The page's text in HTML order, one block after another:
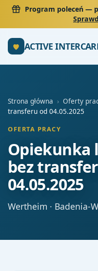
Program poleceń—
ACTIVE
Strona główna › Oferty
transferu od 04.05.2025
OFERTA PRACY
Opiekunka
bez
04.05.2025
Wertheim · Badenia-